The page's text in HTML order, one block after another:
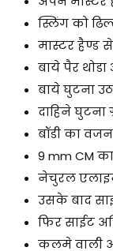
स्लिंग को
मास्टर हैण्ड
बाये पैर
बाये घुटना
दाहिने घुटना
बॉडी का
9 mm CM
नेचुरल
उसके बाद
फिर साईट
कलमे वाली